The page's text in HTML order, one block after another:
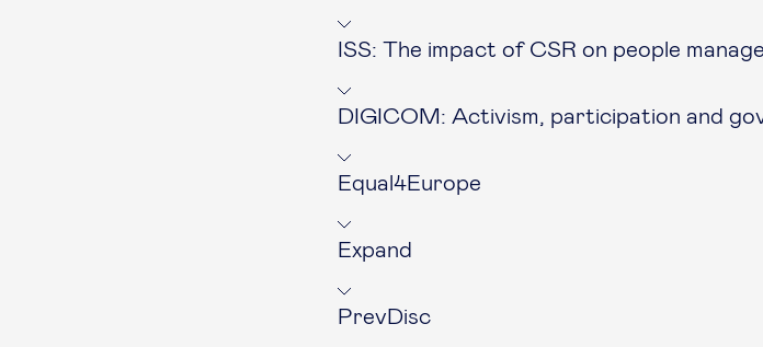
ISS: The impact of CSR on people
DIGICOM: Activism, participation and
Equal4Europe
Expand
PrevDisc